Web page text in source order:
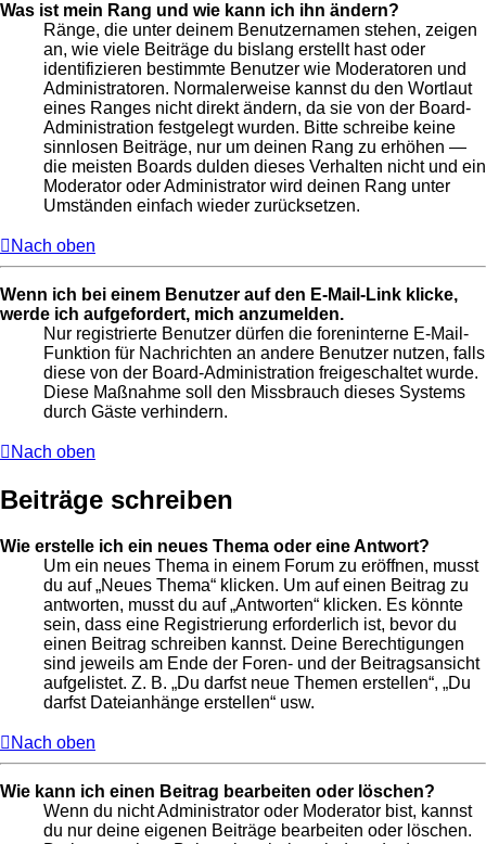
Was ist mein Rang und wie kann ich ihn ändern?
Ränge, die unter deinem Benutzernamen stehen, zeigen
an, wie viele Beiträge du bislang erstellt hast oder
identifizieren bestimmte Benutzer wie Moderatoren und
Administratoren. Normalerweise kannst du den Wortlaut
eines Ranges nicht direkt ändern, da sie von der Board-
Administration festgelegt wurden. Bitte schreibe keine
sinnlosen Beiträge, nur um deinen Rang zu erhöhen —
die meisten Boards dulden dieses Verhalten nicht und ein
Moderator oder Administrator wird deinen Rang unter
Umständen einfach wieder zurücksetzen.
Nach oben
Wenn ich bei einem Benutzer auf den E-Mail-Link klicke,
werde ich aufgefordert, mich anzumelden.
Nur registrierte Benutzer dürfen die foreninterne E-Mail-
Funktion für Nachrichten an andere Benutzer nutzen, falls
diese von der Board-Administration freigeschaltet wurde.
Diese Maßnahme soll den Missbrauch dieses Systems
durch Gäste verhindern.
Nach oben
Beiträge schreiben
Wie erstelle ich ein neues Thema oder eine Antwort?
Um ein neues Thema in einem Forum zu eröffnen, musst
du auf „Neues Thema“ klicken. Um auf einen Beitrag zu
antworten, musst du auf „Antworten“ klicken. Es könnte
sein, dass eine Registrierung erforderlich ist, bevor du
einen Beitrag schreiben kannst. Deine Berechtigungen
sind jeweils am Ende der Foren- und der Beitragsansicht
aufgelistet. Z. B. „Du darfst neue Themen erstellen“, „Du
darfst Dateianhänge erstellen“ usw.
Nach oben
Wie kann ich einen Beitrag bearbeiten oder löschen?
Wenn du nicht Administrator oder Moderator bist, kannst
du nur deine eigenen Beiträge bearbeiten oder löschen.